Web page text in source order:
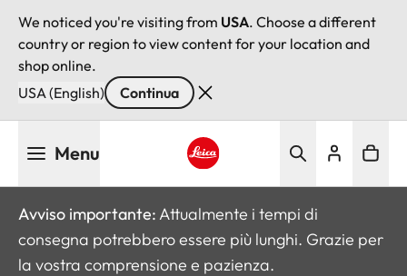
We noticed you're visiting from USA. Choose a different
country or region to view content for your location and
shop online.
USA (English)
Continua
Menu
Avviso importante: Attualmente i tempi di
consegna potrebbero essere più lunghi. Grazie per
la vostra comprensione e pazienza.